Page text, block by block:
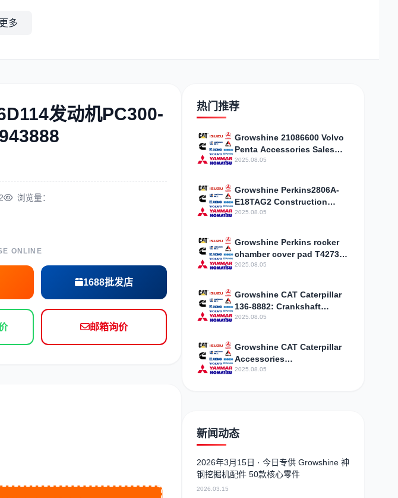
卡尔玛 杰西博
山猫 上柴
多
发动机PC300-
浏览量：
ONLINE
1688批发店
邮箱询价
热门推荐
Growshine 21086600 Volvo
Penta Accessories Sales
Center
2025.08.05
Growshine Perkins2806A-
E18TAG2 Construction
Machinery Internal
Accessories
2025.08.05
Growshine Perkins rocker
chamber cover pad T427303
construction machinery
accessories
2025.08.05
Growshine CAT Caterpillar
136-8882: Crankshaft
assembly Engine agent
2025.08.05
Growshine CAT Caterpillar
Accessories
SPRING2746717 Auto Parts
2025.08.05
新闻动态
2026年3月15日 · 今日专供 Growshine 神
钢挖掘机配件 50款核心零件
2026.03.15